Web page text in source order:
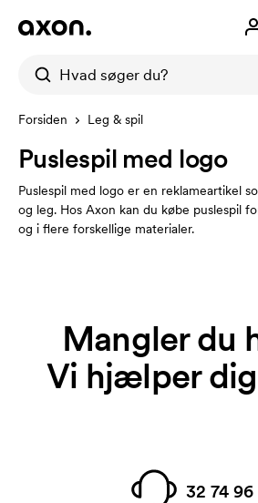
Forsiden Leg & spil
Puslespil med logo
Puslespil med logo er en reklameartikel
og leg. Hos Axon kan du købe puslespil
og i flere forskellige materialer.
Mangler du
Vi hjælper
32 74 96